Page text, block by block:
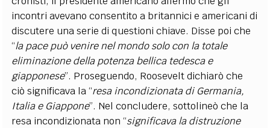
incontri avevano consentito a britannici e americani di
discutere una serie di questioni chiave. Disse poi che
“la pace può venire nel mondo solo con la totale
eliminazione della potenza bellica tedesca e
giapponese”. Proseguendo, Roosevelt dichiarò che
ciò significava la “resa incondizionata di Germania,
Italia e Giappone”. Nel concludere, sottolineò che la
resa incondizionata non “significava la distruzione